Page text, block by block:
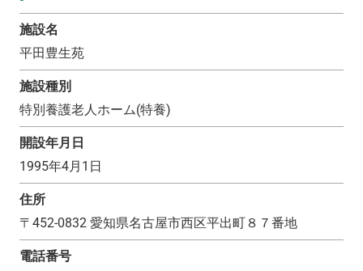
施設名
平田豊生苑
施設種別
特別養護老人ホーム(特養)
開設年月日
1995年4月1日
住所
〒 452-0832 愛知県名古屋市西区平出町８７番地
電話番号